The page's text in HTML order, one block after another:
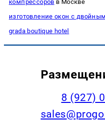
компрессоров в Москве
изготовление окон с
grada boutique hotel
8 (927)